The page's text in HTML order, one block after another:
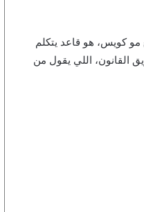
مو كويس، هو قاعد يتكلم
القانون، اللي يقول من